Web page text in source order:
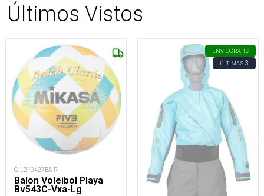
Últimos Vistos
GIL210427BA-R
Balon Voleibol Playa
Bv543C-Vxa-Lg
ENVÍOGRATIS
ÚLTIMAS3